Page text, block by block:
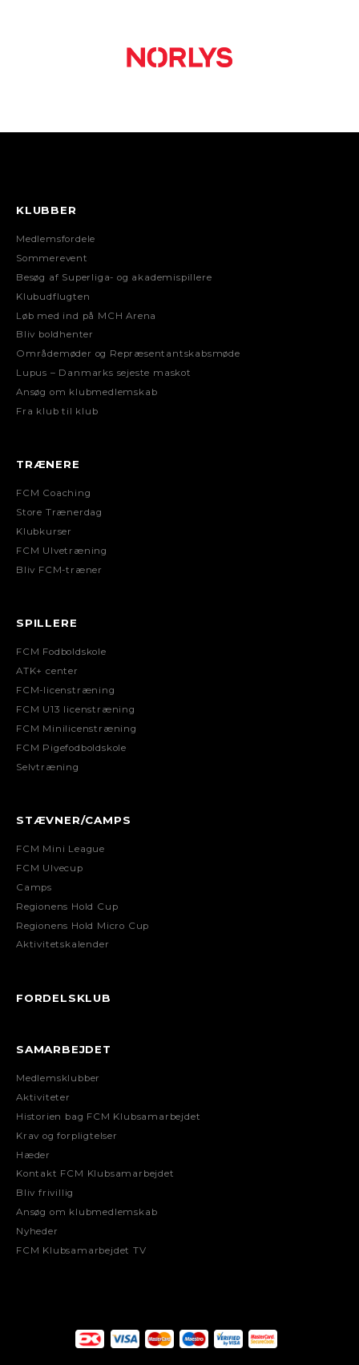
KLUBBER
Medlemsfordele
Sommerevent
Besøg af Superliga- og akademispillere
Klubudflugten
Løb med ind på MCH Arena
Bliv boldhenter
Områdemøder og Repræsentantskabsmøde
Lupus – Danmarks sejeste maskot
Ansøg om klubmedlemskab
Fra klub til klub
TRÆNERE
FCM Coaching
Store Trænerdag
Klubkurser
FCM Ulvetræning
Bliv FCM-træner
SPILLERE
FCM Fodboldskole
ATK+ center
FCM-licenstræning
FCM U13 licenstræning
FCM Minilicenstræning
FCM Pigefodboldskole
Selvtræning
STÆVNER/CAMPS
FCM Mini League
FCM Ulvecup
Camps
Regionens Hold Cup
Regionens Hold Micro Cup
Aktivitetskalender
FORDELSKLUB
SAMARBEJDET
Medlemsklubber
Aktiviteter
Historien bag FCM Klubsamarbejdet
Krav og forpligtelser
Hæder
Kontakt FCM Klubsamarbejdet
Bliv frivillig
Ansøg om klubmedlemskab
Nyheder
FCM Klubsamarbejdet TV